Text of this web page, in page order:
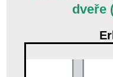
dveře